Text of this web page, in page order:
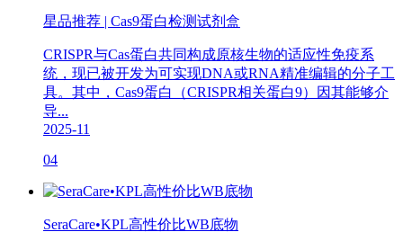
星品推荐 | Cas9蛋白检测试剂盒
CRISPR与Cas蛋白共同构成原核生物的适应性免疫系
统，现已被开发为可实现DNA或RNA精准编辑的分子工
具。其中，Cas9蛋白（CRISPR相关蛋白9）因其能够介
导...
2025-11
04
SeraCare•KPL高性价比WB底物